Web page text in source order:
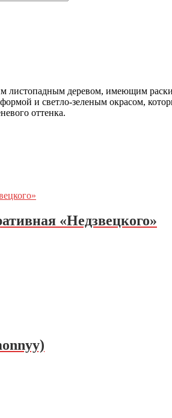
деревом, имеющим
и светло-зеленым окрасом,
оттенка.
«Недзвецкого»